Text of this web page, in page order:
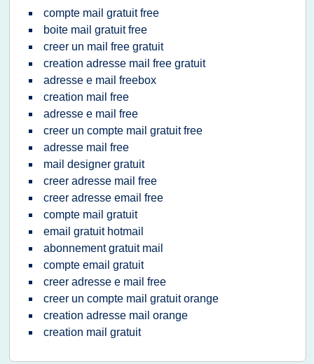
compte mail gratuit free
boite mail gratuit free
creer un mail free gratuit
creation adresse mail free gratuit
adresse e mail freebox
creation mail free
adresse e mail free
creer un compte mail gratuit free
adresse mail free
mail designer gratuit
creer adresse mail free
creer adresse email free
compte mail gratuit
email gratuit hotmail
abonnement gratuit mail
compte email gratuit
creer adresse e mail free
creer un compte mail gratuit orange
creation adresse mail orange
creation mail gratuit